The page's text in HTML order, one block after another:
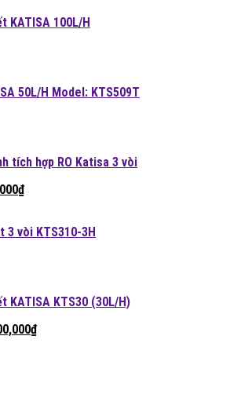
KATISA 100L/H
50L/H Model: KTS509T
tích hợp RO Katisa 3 vòi
₫Giá
là:
3 vòi KTS310-3H
KATISA KTS30 (30L/H)
₫Giá